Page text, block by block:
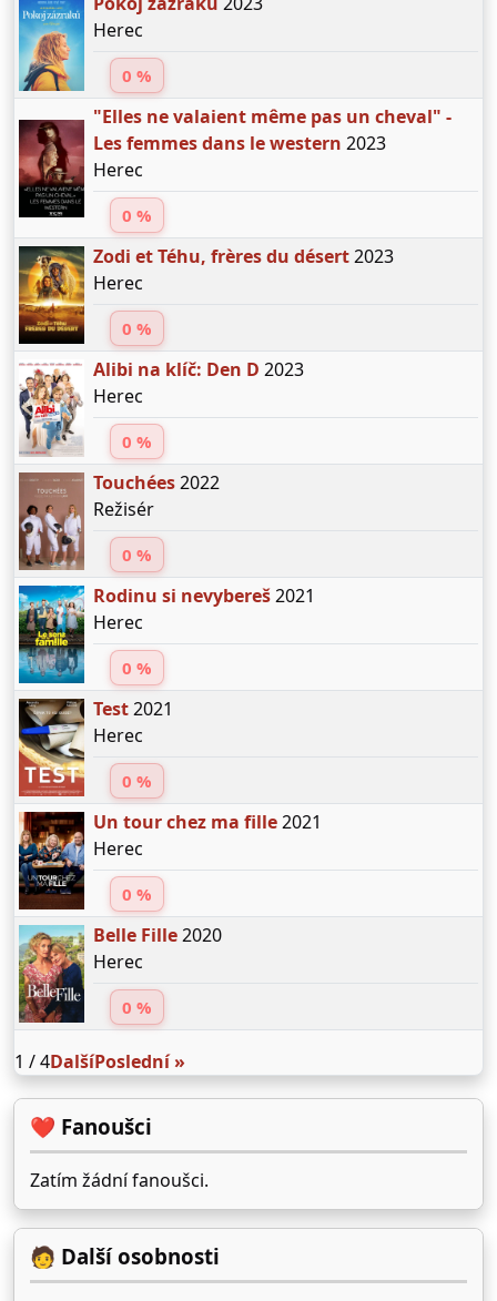
Herec
0 %
"Elles ne valaient même pas un cheval" -
Les femmes dans le western 2023
Herec
0 %
Zodi et Téhu, frères du désert2023
Herec
0 %
Alibi na klíč: Den D 2023
Herec
0 %
Touchées2022
Režisér
0 %
Rodinu si nevybereš2021
Herec
0 %
Test2021
Herec
0 %
Un tour chez ma fille2021
Herec
0 %
Belle Fille2020
Herec
0 %
1 / 4DalšíPoslední »
❤️ Fanoušci
Zatím žádní fanoušci.
🧑 Další osobnosti